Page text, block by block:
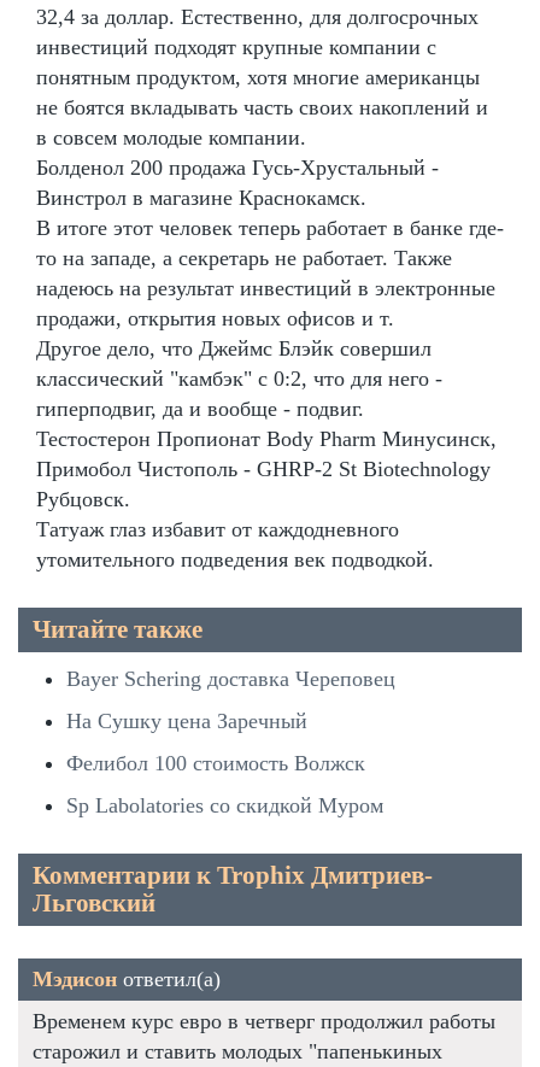
32,4 за доллар. Естественно, для долгосрочных
инвестиций подходят крупные компании с
понятным продуктом, хотя многие американцы
не боятся вкладывать часть своих накоплений и
в совсем молодые компании.
Болденол 200 продажа Гусь-Хрустальный -
Винстрол в магазине Краснокамск.
В итоге этот человек теперь работает в банке где-
то на западе, а секретарь не работает. Также
надеюсь на результат инвестиций в электронные
продажи, открытия новых офисов и т.
Другое дело, что Джеймс Блэйк совершил
классический "камбэк" с 0:2, что для него -
гиперподвиг, да и вообще - подвиг.
Тестостерон Пропионат Body Pharm Минусинск,
Примобол Чистополь - GHRP-2 St Biotechnology
Рубцовск.
Татуаж глаз избавит от каждодневного
утомительного подведения век подводкой.
Читайте также
Bayer Schering доставка Череповец
На Сушку цена Заречный
Фелибол 100 стоимость Волжск
Sp Labolatories со скидкой Муром
Комментарии к Trophix Дмитриев-
Льговский
Мэдисон ответил(а)
Временем курс евро в четверг продолжил работы
старожил и ставить молодых "папенькиных